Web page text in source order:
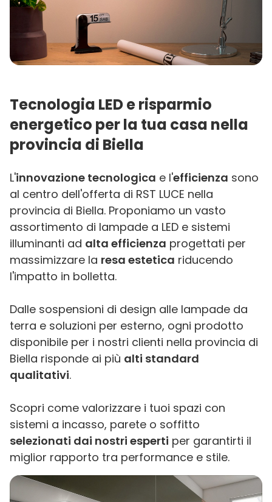
Tecnologia LED e risparmio
energetico per la tua casa nella
provincia di Biella
L'innovazione tecnologica e l'efficienza sono
al centro dell'offerta di RST LUCE nella
provincia di Biella. Proponiamo un vasto
assortimento di lampade a LED e sistemi
illuminanti ad alta efficienza progettati per
massimizzare la resa estetica riducendo
l'impatto in bolletta.
Dalle sospensioni di design alle lampade da
terra e soluzioni per esterno, ogni prodotto
disponibile per i nostri clienti nella provincia di
Biella risponde ai più alti standard
qualitativi.
Scopri come valorizzare i tuoi spazi con
sistemi a incasso, parete o soffitto
selezionati dai nostri esperti per garantirti il
miglior rapporto tra performance e stile.